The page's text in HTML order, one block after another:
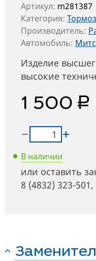
Артикул: m281387
Категория:
Производитель:
Автомобиль:
Изделие
высокие
1 500 руб.
В наличии
или оставить
8 (4832) 323-501,